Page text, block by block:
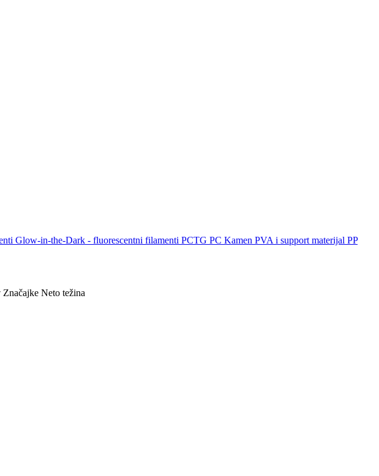
Glow-in-the-Dark - fluorescentni filamenti PCTG PC Kamen PVA i support materijal PP
Značajke Neto težina